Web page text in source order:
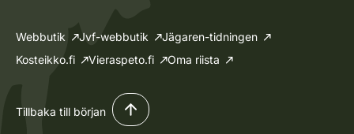
Webbutik Jvf-webbutik
Jägaren-tidningen
Kosteikko.fi
Vieraspeto.fi Oma riista
Tillbaka till början